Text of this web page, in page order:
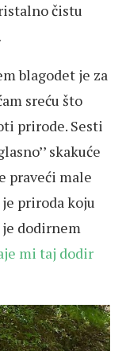
čistu
blagodet je za
sreću što
prirode. Sesti
skakuće
praveći male
priroda koju
je dodirnem
mi taj dodir